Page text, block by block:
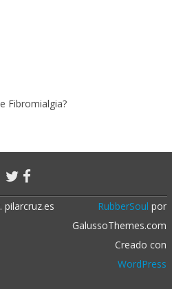
Fibromialgia?
pilarcruz.es RubberSoul por
GalussoThemes.com
Creado con
WordPress